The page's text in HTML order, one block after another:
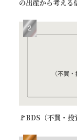
の出産から考える
🚩BDS（不買・投